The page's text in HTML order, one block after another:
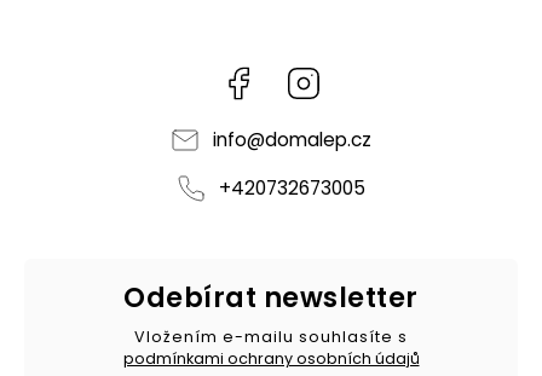
Facebook
info@domalep.cz
+420732673005
Odebírat newsletter
Vložením e-mailu souhlasíte s
podmínkami ochrany osobních údajů